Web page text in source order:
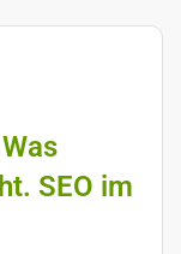
SEO im